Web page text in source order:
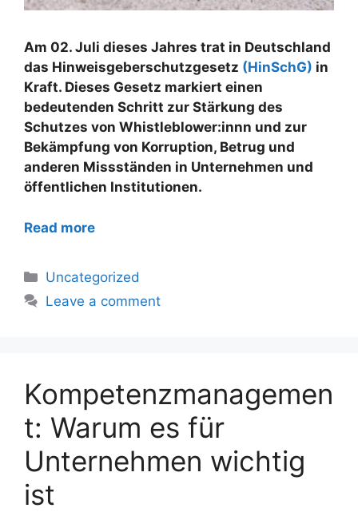
Am 02. Juli dieses Jahres trat in Deutschland
das Hinweisgeberschutzgesetz (HinSchG) in
Kraft. Dieses Gesetz markiert einen
bedeutenden Schritt zur Stärkung des
Schutzes von Whistleblower:innn und zur
Bekämpfung von Korruption, Betrug und
anderen Missständen in Unternehmen und
öffentlichen Institutionen.
Read more
Uncategorized
Leave a comment
Kompetenzmanagemen
t: Warum es für
Unternehmen wichtig
ist